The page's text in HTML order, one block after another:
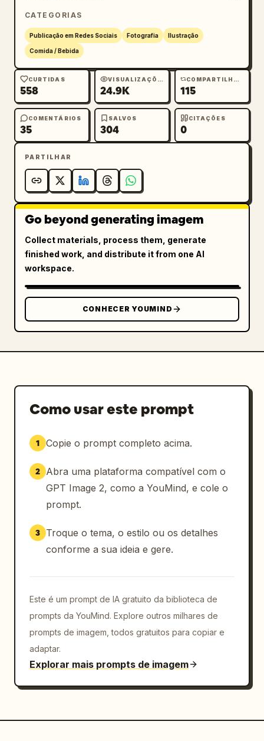
CATEGORIAS
Publicação em Redes Sociais Fotografia Ilustração
Comida / Bebida
CURTIDAS
558
VISUALIZAÇÕES
24.9K
COMPARTILHAMENTOS
115
COMENTÁRIOS
35
SALVOS
304
CITAÇÕES
0
PARTILHAR
Go beyond generating imagem
Collect materials, process them, generate
finished work, and distribute it from one AI
workspace.
CONHECER YOUMIND
Como usar este prompt
1 Copie o prompt completo acima.
2
Abra uma plataforma compatível com o
GPT Image 2, como a YouMind, e cole o
prompt.
3
Troque o tema, o estilo ou os detalhes
conforme a sua ideia e gere.
Este é um prompt de IA gratuito da biblioteca de
prompts da YouMind. Explore outros milhares de
prompts de imagem, todos gratuitos para copiar e
adaptar.
Explorar mais prompts de imagem